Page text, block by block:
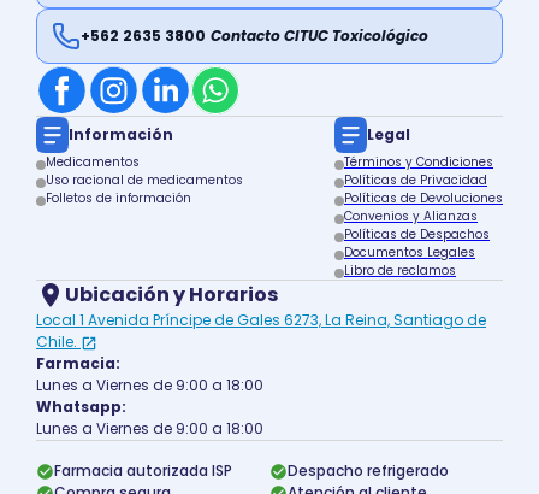
+562 2635 3800 Contacto CITUC Toxicológico
Información
Medicamentos
Uso racional de medicamentos
Folletos de información
Legal
Términos y Condiciones
Políticas de Privacidad
Políticas de Devoluciones
Convenios y Alianzas
Políticas de Despachos
Documentos Legales
Libro de reclamos
Ubicación y Horarios
Local 1 Avenida Príncipe de Gales 6273, La Reina, Santiago de
Chile.
Farmacia:
Lunes a Viernes de 9:00 a 18:00
Whatsapp:
Lunes a Viernes de 9:00 a 18:00
Farmacia autorizada ISP
Despacho refrigerado